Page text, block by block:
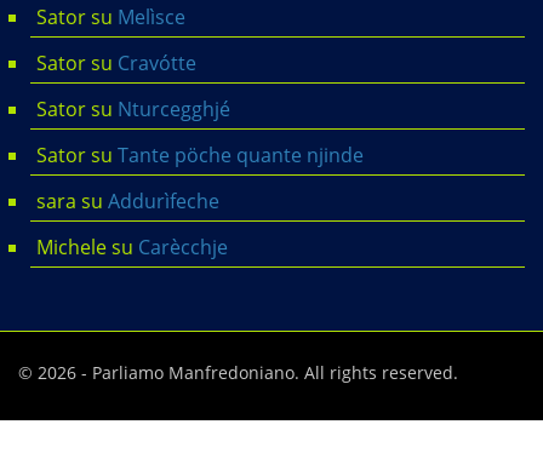
Satorsu Melìsce
Satorsu Cravótte
Satorsu Nturcegghjé
Satorsu Tante pöche quante njinde
sara su Addurìfeche
Michelesu Carècchje
© 2026 - Parliamo Manfredoniano. All rights reserved.